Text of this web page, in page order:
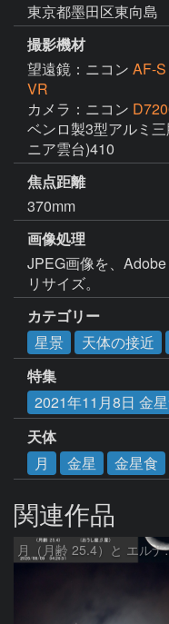
東京都墨田区東向島
撮影機材
望遠鏡：ニコン AF-
VR
カメラ：ニコン
ベンロ製3型アルミ
ニア雲台)410
焦点距離
370mm
画像処理
JPEG画像を、Adobe
リサイズ。
カテゴリー
星景
天体の接近
特集
2021年11月8日 金
天体
月
金星 金星食
関連作品
月（月齢